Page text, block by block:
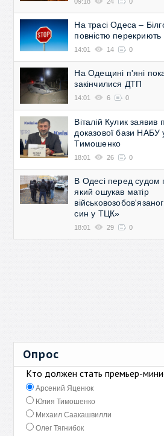
На трасі Одеса –
повністю перекриють
14:01 14 0
На Одещині п'яні
закінчилися ДТП
14:01 6 0
Віталій Кулик заявив
доказової бази НАБУ
Тимошенко
18:01 26 0
В Одесі перед судом
який ошукав матір
син у ТЦК»
18:01 29 0
Опрос
Кто должен стать премьер-
Арсений Яценюк
Юлия Тимошенко
Михаил Саакашвилли
Олег Тягнибок